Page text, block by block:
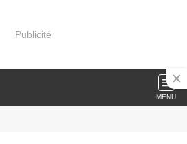
Publicité
MENU